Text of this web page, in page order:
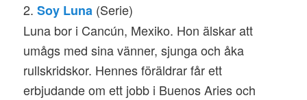
2.Soy Luna (Serie)
Luna bor i Cancún, Mexiko. Hon älskar att
umågs med sina vänner, sjunga och åka
rullskridskor. Hennes föräldrar får ett
erbjudande om ett jobb i Buenos Aries och